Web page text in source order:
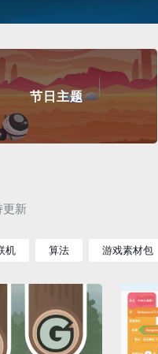
节日主题
新
机 算法 游戏素材包